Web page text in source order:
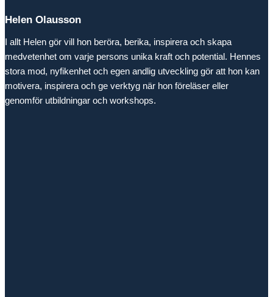
Helen Olausson
I allt Helen gör vill hon beröra, berika, inspirera och skapa
medvetenhet om varje persons unika kraft och potential. Hennes
stora mod, nyfikenhet och egen andlig utveckling gör att hon kan
motivera, inspirera och ge verktyg när hon föreläser eller
genomför utbildningar och workshops.